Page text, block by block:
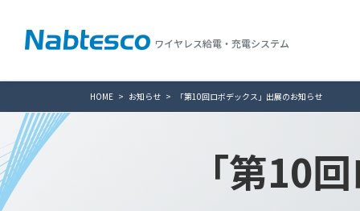
ワイヤレス給電・充電システム
HOME お知らせ 「第10回ロボデックス」出展のお知らせ
「第10